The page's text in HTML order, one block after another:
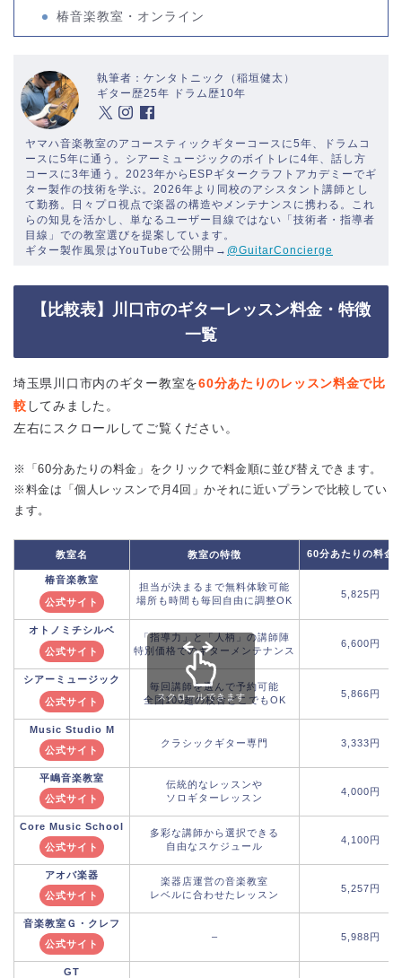
椿音楽教室・オンライン
執筆者：ケンタトニック（稲垣健太）
ギター歴25年 ドラム歴10年
ヤマハ音楽教室のアコースティックギターコースに5年、ドラムコ
ースに5年に通う。シアーミュージックのボイトレに4年、話し方
コースに3年通う。2023年からESPギタークラフトアカデミーでギ
ター製作の技術を学ぶ。2026年より同校のアシスタント講師とし
て勤務。日々プロ視点で楽器の構造やメンテナンスに携わる。これ
らの知見を活かし、単なるユーザー目線ではない「技術者・指導者
目線」での教室選びを提案しています。
ギター製作風景はYouTubeで公開中→ @GuitarConcierge
【比較表】川口市のギターレッスン料金・特徴
一覧
埼玉県川口市内のギター教室を60分あたりのレッスン料金で比
較 してみました。
左右にスクロールしてご覧ください。
※「60分あたりの料金」をクリックで料金順に並び替えできます。
※料金は「個人レッスンで月4回」かそれに近いプランで比較してい
ます。
教室名 教室の特徴 60分あたりの料金
椿音楽教室
公式サイト
担当が決まるまで無料体験可能
場所も時間も毎回自由に調整OK
5,825円
オトノミチシルベ
公式サイト
「指導力」と「人柄」の講師陣
特別価格でのギターメンテナンス
6,600円
シアーミュージック
公式サイト
毎回講師を選んで予約可能
全国100超の校舎どこでもOK
5,866円
Music Studio M
公式サイト
クラシックギター専門 3,333円
平嶋音楽教室
公式サイト
伝統的なレッスンや
ソロギターレッスン
4,000円
Core Music School
公式サイト
多彩な講師から選択できる
自由なスケジュール
4,100円
アオバ楽器
公式サイト
楽器店運営の音楽教室
レベルに合わせたレッスン
5,257円
音楽教室Ｇ・クレフ
公式サイト
– 5,988円
GT
スクロールできます